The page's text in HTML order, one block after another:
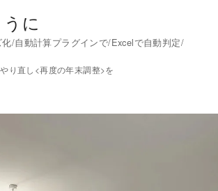
に
/自動計算プラグインで/Excelで自動判定/
り直し<再度の年末調整>を